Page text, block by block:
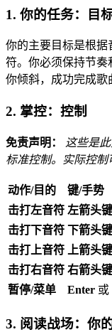
1. 你的任务：目
你的主要目标是根据
符。你必须保持节奏
你倾斜，成功完成歌
2. 掌控：控制
免责声明：
这些是
标准控制。实际控制
动作/目的
键/手势
击打左音符 左箭头键
击打下音符 下箭头键
击打上音符
上箭头键
击打右音符 右箭头键
暂停/菜单
Enter 或
3. 阅读战场：你